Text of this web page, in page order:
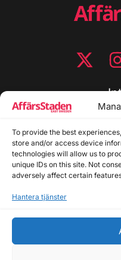
To provide the best
store and/or access device
technologies will allow us to
unique IDs on this site. Not
adversely affect certain
Hantera tjänster
Allmänna frågor: